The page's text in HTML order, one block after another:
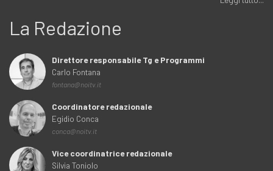
La Redazione
Direttore responsabile Tg e Programmi
Carlo Fontana
fontana@noitv.it
Coordinatore redazionale
Egidio Conca
conca@noitv.it
Vice coordinatrice redazionale
Silvia Toniolo